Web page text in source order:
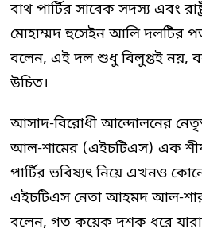
বাথ পার্টির সাবেক সদস্য এবং
মোহাম্মদ হুসেইন আলি দলটির
বলেন, এই দল শুধু বিলুপ্তই নয়,
উচিত।
আসাদ-বিরোধী আন্দোলনের
আল-শামের (এইচটিএস) এক
পার্টির ভবিষ্যৎ নিয়ে এখনও
এইচটিএস নেতা আহমদ আল-
বলেন, গত কয়েক দশক ধরে